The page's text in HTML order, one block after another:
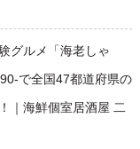
グルメ「海老しゃ
で全国47都道府県の
｜海鮮個室居酒屋 二